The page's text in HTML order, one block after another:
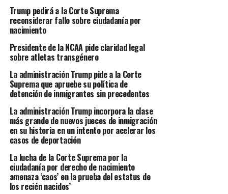
Trump pedirá a la Corte Suprema
reconsiderar fallo sobre ciudadanía por
nacimiento
Presidente de la NCAA pide claridad legal
sobre atletas transgénero
La administración Trump pide a la Corte
Suprema que apruebe su política de
detención de inmigrantes sin precedentes
La administración Trump incorpora la clase
más grande de nuevos jueces de inmigración
en su historia en un intento por acelerar los
casos de deportación
La lucha de la Corte Suprema por la
ciudadanía por derecho de nacimiento
amenaza ‘caos’ en la prueba del estatus de
los recién nacidos’